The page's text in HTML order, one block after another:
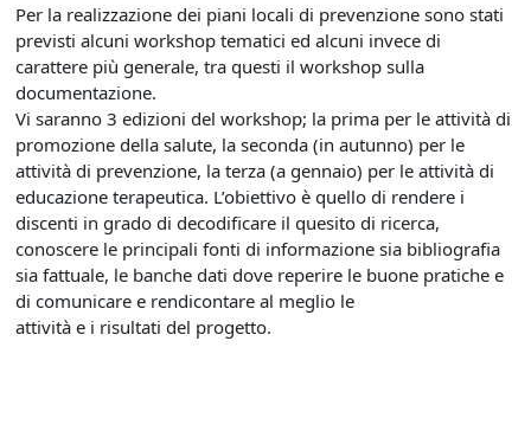
Per la realizzazione dei piani locali di prevenzione sono stati
previsti alcuni workshop tematici ed alcuni invece di
carattere più generale, tra questi il workshop sulla
documentazione.
Vi saranno 3 edizioni del workshop; la prima per le attività di
promozione della salute, la seconda (in autunno) per le
attività di prevenzione, la terza (a gennaio) per le attività di
educazione terapeutica. L’obiettivo è quello di rendere i
discenti in grado di decodificare il quesito di ricerca,
conoscere le principali fonti di informazione sia bibliografia
sia fattuale, le banche dati dove reperire le buone pratiche e
di comunicare e rendicontare al meglio le
attività e i risultati del progetto.